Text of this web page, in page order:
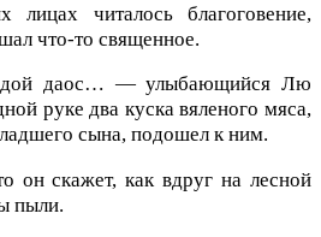
читалось благоговение,
что-то священное.
даос… — улыбающийся Лю
руке два куска вяленого мяса,
сына, подошел к ним.
он скажет, как вдруг на лесной
пыли.